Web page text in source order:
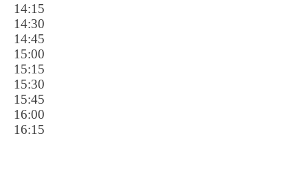
14:15
14:30
14:45
15:00
15:15
15:30
15:45
16:00
16:15